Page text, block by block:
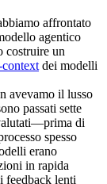
affrontato
agentico
costruire un
dei modelli
avevamo il lusso
passati sette
di
spesso
erano
in rapida
feedback lenti